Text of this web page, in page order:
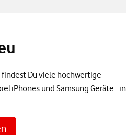
Du viele hochwertige
iPhones und Samsung Geräte - in